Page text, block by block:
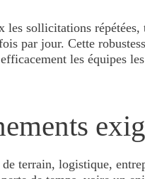
les sollicitations répétées,
par jour. Cette
les équipes
terrain, logistique,